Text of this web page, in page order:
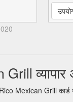
Rico Mexican Grill